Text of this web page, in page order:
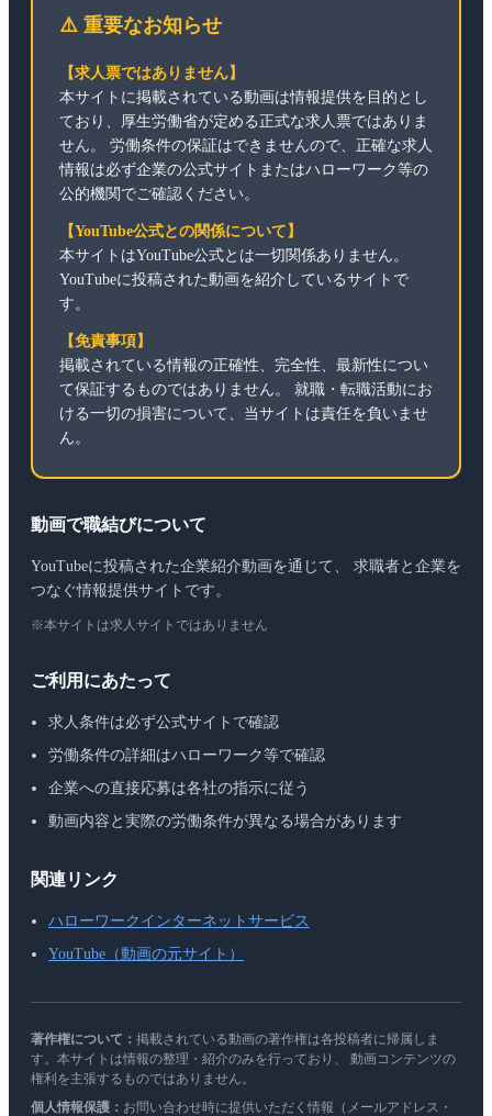
⚠️ 重要なお知らせ
【求人票ではありません】
本サイトに掲載されている動画は情報提供を目的とし
ており、厚生労働省が定める正式な求人票ではありま
せん。 労働条件の保証はできませんので、正確な求人
情報は必ず企業の公式サイトまたはハローワーク等の
公的機関でご確認ください。
【YouTube公式との関係について】
本サイトはYouTube公式とは一切関係ありません。
YouTubeに投稿された動画を紹介しているサイトで
す。
【免責事項】
掲載されている情報の正確性、完全性、最新性につい
て保証するものではありません。 就職・転職活動にお
ける一切の損害について、当サイトは責任を負いませ
ん。
動画で職結びについて
YouTubeに投稿された企業紹介動画を通じて、 求職者と企業を
つなぐ情報提供サイトです。
※本サイトは求人サイトではありません
ご利用にあたって
求人条件は必ず公式サイトで確認
労働条件の詳細はハローワーク等で確認
企業への直接応募は各社の指示に従う
動画内容と実際の労働条件が異なる場合があります
関連リンク
ハローワークインターネットサービス
YouTube（動画の元サイト）
著作権について： 掲載されている動画の著作権は各投稿者に帰属しま
す。本サイトは情報の整理・紹介のみを行っており、 動画コンテンツの
権利を主張するものではありません。
個人情報保護： お問い合わせ時に提供いただく情報（メールアドレス・